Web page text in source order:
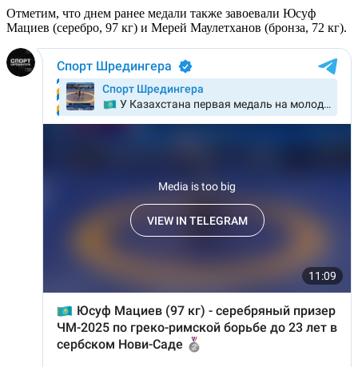
Отметим, что днем ранее медали также завоевали Юсуф
Мациев (серебро, 97 кг) и Мерей Маулетханов (бронза, 72 кг).